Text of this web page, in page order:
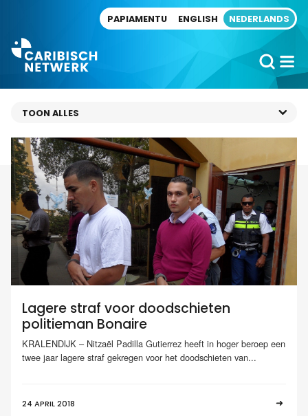
PAPIAMENTU ENGLISH NEDERLANDS
Lagere straf voor doodschieten
politieman Bonaire
KRALENDIJK – Nitzaël Padilla Gutierrez heeft in hoger beroep een
twee jaar lagere straf gekregen voor het doodschieten van...
24 APRIL 2018